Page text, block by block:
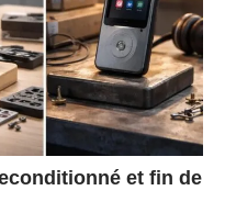
et fin de